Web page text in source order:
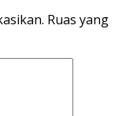
Ruas yang